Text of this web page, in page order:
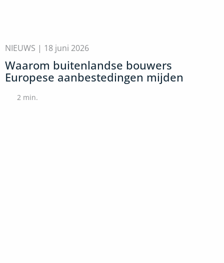
NIEUWS | 18 juni 2026
Waarom buitenlandse bouwers
Europese aanbestedingen mijden
2 min.